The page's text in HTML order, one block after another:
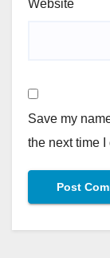
Website
Save my
the next time I